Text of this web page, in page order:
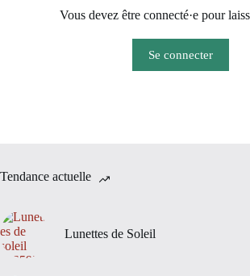
Vous devez être connecté·e pour
Se connecter
Tendance actuelle
Lunettes de Soleil